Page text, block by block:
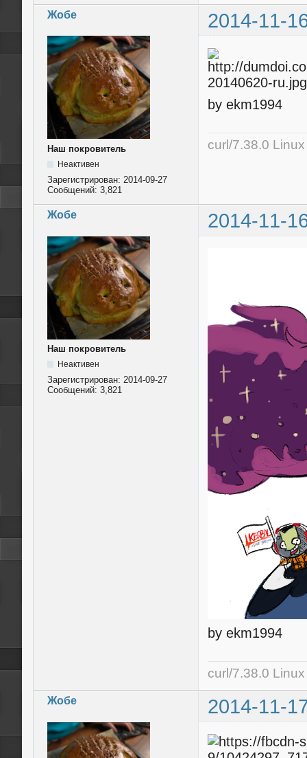
Жобе 2014-11-
Наш покровитель
Неактивен
Зарегистрирован: 2014-09-27
Сообщений: 3,821
by ekm1994
curl/7.38.0
Жобе 2014-11-
Наш покровитель
Неактивен
Зарегистрирован: 2014-09-27
Сообщений: 3,821
by ekm1994
curl/7.38.0
Жобе 2014-11-